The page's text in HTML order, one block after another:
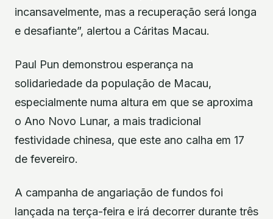
incansavelmente, mas a recuperação será longa
e desafiante”, alertou a Cáritas Macau.
Paul Pun demonstrou esperança na
solidariedade da população de Macau,
especialmente numa altura em que se aproxima
o Ano Novo Lunar, a mais tradicional
festividade chinesa, que este ano calha em 17
de fevereiro.
A campanha de angariação de fundos foi
lançada na terça-feira e irá decorrer durante três